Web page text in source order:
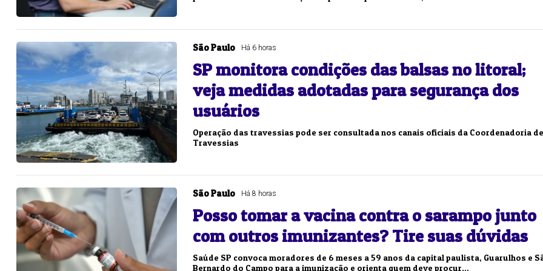
São Paulo Há 6 horas
SP monitora condições das balsas no litoral;
veja medidas adotadas para segurança dos
usuários
Operação das travessias pode ser consultada nos canais oficiais da Coordenadoria
Travessias
São Paulo Há 8 horas
Posso tomar a vacina contra o sarampo junto
com outros imunizantes? Tire suas dúvidas
Saúde SP convoca moradores de 6 meses a 59 anos da capital paulista, Guarulhos e
Bernardo do Campo para a imunização e orienta quem deve procur...